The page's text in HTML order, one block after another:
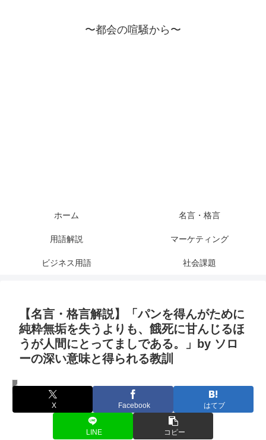
〜都会の喧騒から〜
ホーム 名言・格言
用語解説 マーケティング
ビジネス用語 社会課題
【名言・格言解説】「パンを得んがために
純粋無垢を失うよりも、餓死に甘んじるほ
うが人間にとってましである。」by ソロ
ーの深い意味と得られる教訓
名言・格言
X Facebook はてブ
LINE コピー